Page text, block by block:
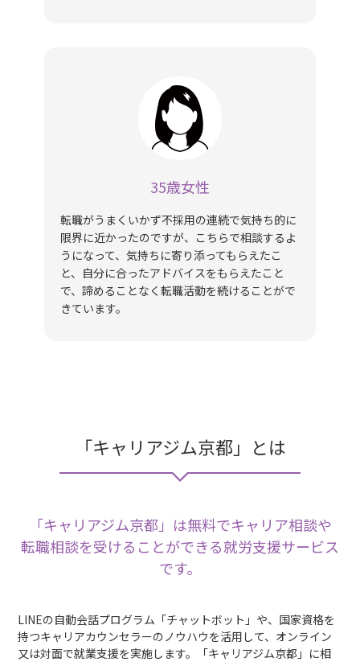
35歳女性
転職がうまくいかず不採用の連続で気持ち的に
限界に近かったのですが、こちらで相談するよ
うになって、気持ちに寄り添ってもらえたこ
と、自分に合ったアドバイスをもらえたこと
で、諦めることなく転職活動を続けることがで
きています。
「キャリアジム京都」とは
「キャリアジム京都」は無料でキャリア相談や
転職相談を受けることができる就労支援サービス
です。
LINEの自動会話プログラム「チャットボット」や、国家資格を
持つキャリアカウンセラーのノウハウを活用して、オンライン
又は対面で就業支援を実施します。「キャリアジム京都」に相